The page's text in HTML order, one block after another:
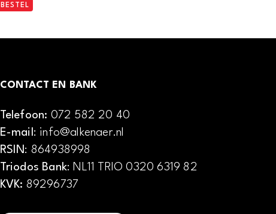
BESTEL
CONTACT EN BANK
Telefoon: 072 582 20 40
E-mail: info@alkenaer.nl
RSIN: 864938998
Triodos Bank: NL11 TRIO 0320 6319 82
KVK: 89296737